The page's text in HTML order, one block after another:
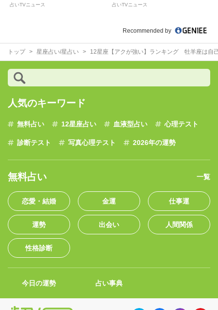
占いTVニュース 占いTVニュース
Recommended by
トップ 星座占い/星占い 12星座【アクが強い】ランキング 牡羊座は自
人気のキーワード
無料占い 12星座占い 血液型占い 心理テスト
診断テスト 写真心理テスト 2026年の運勢
無料占い 一覧
恋愛・結婚 金運 仕事運
運勢 出会い 人間関係
性格診断
今日の運勢 占い事典